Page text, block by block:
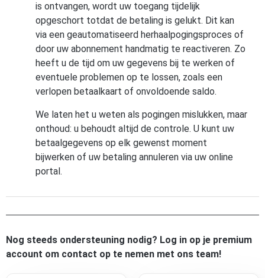
is ontvangen, wordt uw toegang tijdelijk
opgeschort totdat de betaling is gelukt. Dit kan
via een geautomatiseerd herhaalpogingsproces of
door uw abonnement handmatig te reactiveren. Zo
heeft u de tijd om uw gegevens bij te werken of
eventuele problemen op te lossen, zoals een
verlopen betaalkaart of onvoldoende saldo.
We laten het u weten als pogingen mislukken, maar
onthoud: u behoudt altijd de controle. U kunt uw
betaalgegevens op elk gewenst moment
bijwerken of uw betaling annuleren via uw online
portal.
Nog steeds ondersteuning nodig? Log in op je premium
account om contact op te nemen met ons team!